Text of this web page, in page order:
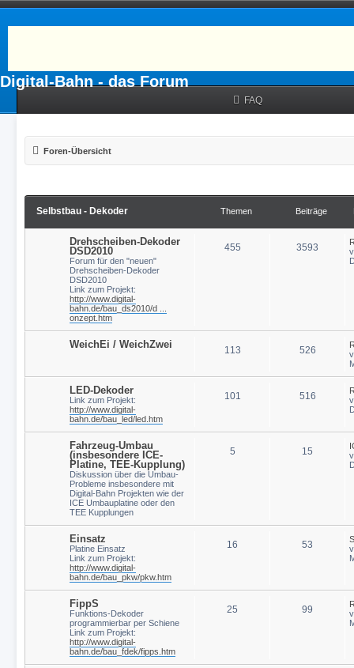
Digital-Bahn - das Forum
FAQ
Foren-Übersicht
Selbstbau - Dekoder Themen Beiträge
Drehscheiben-Dekoder
DSD2010
Forum für den "neuen"
Drehscheiben-Dekoder
DSD2010
Link zum Projekt:
http://www.digital-
bahn.de/bau_ds2010/d ...
onzept.htm
455 3593
WeichEi / WeichZwei 113 526
LED-Dekoder
Link zum Projekt:
http://www.digital-
bahn.de/bau_led/led.htm
101 516
Fahrzeug-Umbau
(insbesondere ICE-
Platine, TEE-Kupplung)
Diskussion über die Umbau-
Probleme insbesondere mit
Digital-Bahn Projekten wie der
ICE Umbauplatine oder den
TEE Kupplungen
5 15
Einsatz
Platine Einsatz
Link zum Projekt:
http://www.digital-
bahn.de/bau_pkw/pkw.htm
16 53
FippS
Funktions-Dekoder
programmierbar per Schiene
Link zum Projekt:
http://www.digital-
bahn.de/bau_fdek/fipps.htm
25 99